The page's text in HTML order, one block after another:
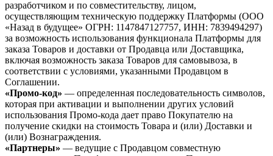
разработчиком и по совместительству, лицом,
осуществляющим техническую поддержку Платформы (ООО
«Назад в будущее» ОГРН: 1147847127757, ИНН: 7839494297)
за возможность использования функционала Платформы для
заказа Товаров и доставки от Продавца или Доставщика,
включая возможность заказа Товаров для самовывоза, в
соответствии с условиями, указанными Продавцом в
Соглашении.
«Промо-код» — определенная последовательность символов,
которая при активации и выполнении других условий
использования Промо-кода дает право Покупателю на
получение скидки на стоимость Товара и (или) Доставки и
(или) Вознаграждения.
«Партнеры» — ведущие с Продавцом совместную